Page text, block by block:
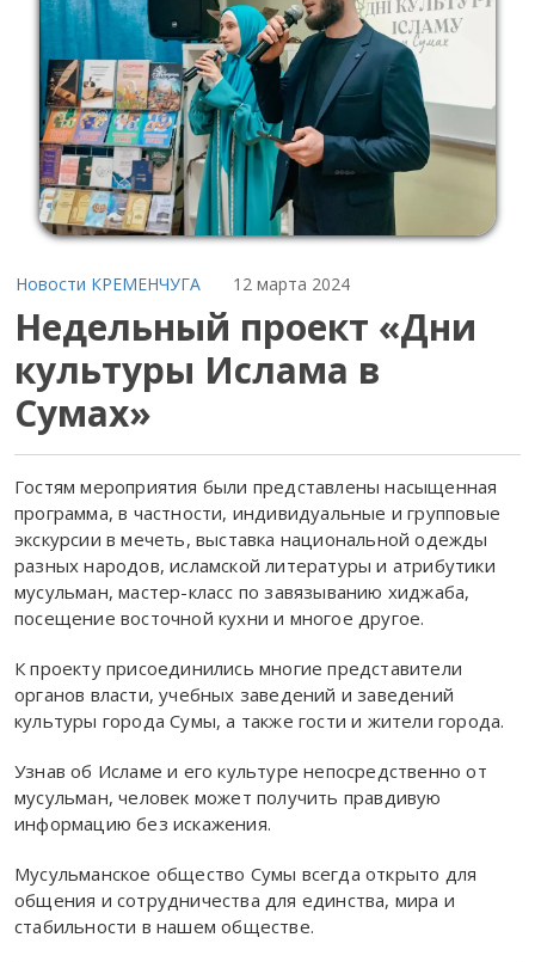
Новости КРЕМЕНЧУГА 12 марта 2024
Недельный проект «Дни
культуры Ислама в
Сумах»
Гостям мероприятия были представлены насыщенная
программа, в частности, индивидуальные и групповые
экскурсии в мечеть, выставка национальной одежды
разных народов, исламской литературы и атрибутики
мусульман, мастер-класс по завязыванию хиджаба,
посещение восточной кухни и многое другое.
К проекту присоединились многие представители
органов власти, учебных заведений и заведений
культуры города Сумы, а также гости и жители города.
Узнав об Исламе и его культуре непосредственно от
мусульман, человек может получить правдивую
информацию без искажения.
Мусульманское общество Сумы всегда открыто для
общения и сотрудничества для единства, мира и
стабильности в нашем обществе.